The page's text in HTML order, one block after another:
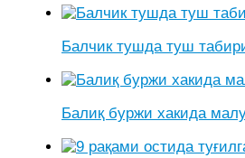
Балчик тушда туш
Балиқ буржи хакида